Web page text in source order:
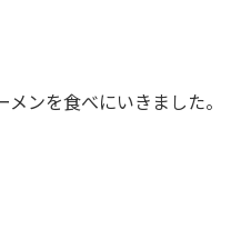
ンを食べにいきました。